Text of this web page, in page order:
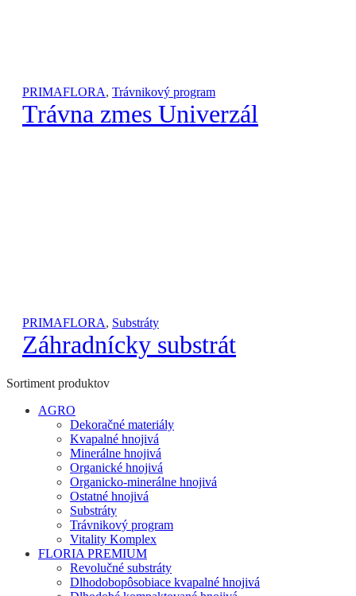
PRIMAFLORA, Trávnikový program
Trávna zmes Univerzál
PRIMAFLORA, Substráty
Záhradnícky substrát
Sortiment produktov
AGRO
Dekoračné materiály
Kvapalné hnojivá
Minerálne hnojivá
Organické hnojivá
Organicko-minerálne hnojivá
Ostatné hnojivá
Substráty
Trávnikový program
Vitality Komplex
FLORIA PREMIUM
Revolučné substráty
Dlhodobopôsobiace kvapalné hnojivá